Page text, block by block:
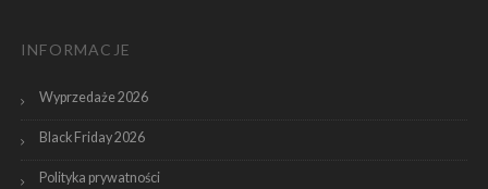
INFORMACJE
Wyprzedaże 2026
Black Friday 2026
Polityka prywatności